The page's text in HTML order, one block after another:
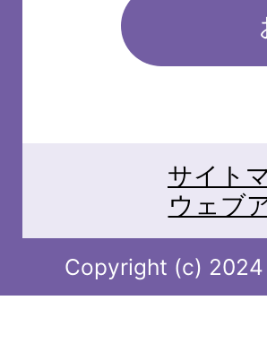
サイト
ウェブ
Copyright (c) 2024